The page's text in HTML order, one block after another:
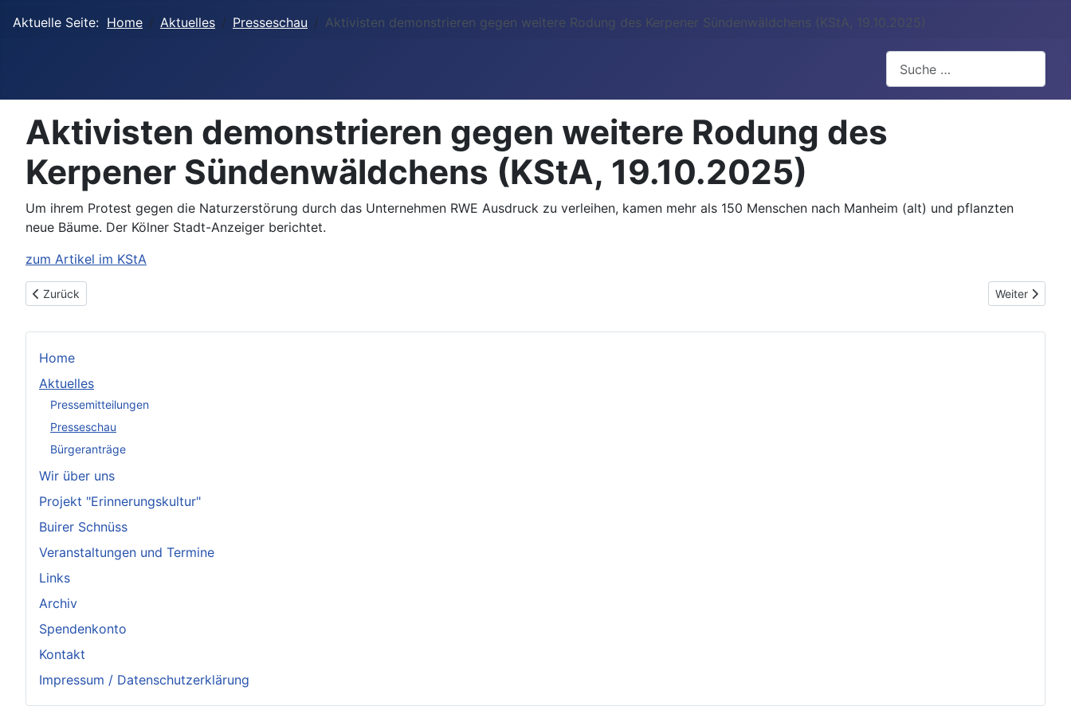
Aktuelle Seite: Home Aktuelles Presseschau Aktivisten demonstrieren gegen weitere Rodung des Kerpener Sündenwäldchens (KStA, 19.10.2025)
Home
Aktuelles
Pressemitteilungen
Presseschau
Bürgeranträge
Wir über uns
Projekt "Erinnerungskultur"
Buirer Schnüss
Veranstaltungen und Termine
Links
Archiv
Spendenkonto
Kontakt
Impressum / Datenschutzerklärung
Aktivisten demonstrieren gegen weitere Rodung des
Kerpener Sündenwäldchens (KStA, 19.10.2025)
Um ihrem Protest gegen die Naturzerstörung durch das Unternehmen RWE Ausdruck zu verleihen, kamen mehr als 150 Menschen nach Manheim (alt) und pflanzten
neue Bäume. Der Kölner Stadt-Anzeiger berichtet.
zum Artikel im KStA
Vorheriger Beitrag: Rechtsgutachten zu Tagebau-Seen: RWE muss für Rheinwasser zahlen (WDR, 24.10.2025)
Zurück Nächster
Weiter